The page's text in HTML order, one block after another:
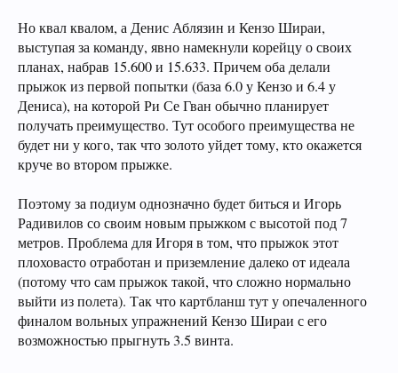
Но квал квалом, а Денис Аблязин и Кензо Шираи,
выступая за команду, явно намекнули корейцу о своих
планах, набрав 15.600 и 15.633. Причем оба делали
прыжок из первой попытки (база 6.0 у Кензо и 6.4 у
Дениса), на которой Ри Се Гван обычно планирует
получать преимущество. Тут особого преимущества не
будет ни у кого, так что золото уйдет тому, кто окажется
круче во втором прыжке.
Поэтому за подиум однозначно будет биться и Игорь
Радивилов со своим новым прыжком с высотой под 7
метров. Проблема для Игоря в том, что прыжок этот
плоховасто отработан и приземление далеко от идеала
(потому что сам прыжок такой, что сложно нормально
выйти из полета). Так что картбланш тут у опечаленного
финалом вольных упражнений Кензо Шираи с его
возможностью прыгнуть 3.5 винта.